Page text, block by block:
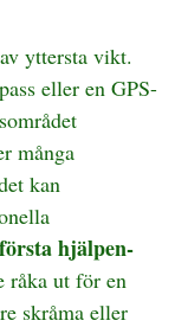
yttersta vikt.
eller en GPS-
många
kan
första hjälpen-
råka ut för en
skråma eller